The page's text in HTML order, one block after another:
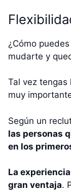
¿Cómo
mudarte y
Tal vez tengas
muy
Según un
las personas
en los
La
gran ventaja.